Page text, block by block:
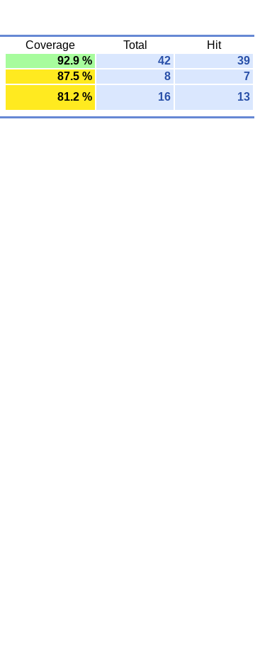
Coverage Total
Hit
92.9 % 42
39
87.5 % 8
7
81.2 % 16 13